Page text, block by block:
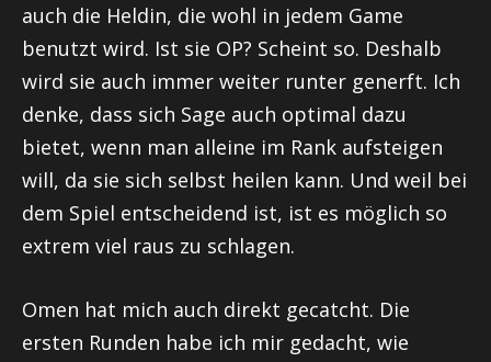
auch die Heldin, die wohl in jedem Game
benutzt wird. Ist sie OP? Scheint so. Deshalb
wird sie auch immer weiter runter generft. Ich
denke, dass sich Sage auch optimal dazu
bietet, wenn man alleine im Rank aufsteigen
will, da sie sich selbst heilen kann. Und weil bei
dem Spiel entscheidend ist, ist es möglich so
extrem viel raus zu schlagen.
Omen hat mich auch direkt gecatcht. Die
ersten Runden habe ich mir gedacht, wie